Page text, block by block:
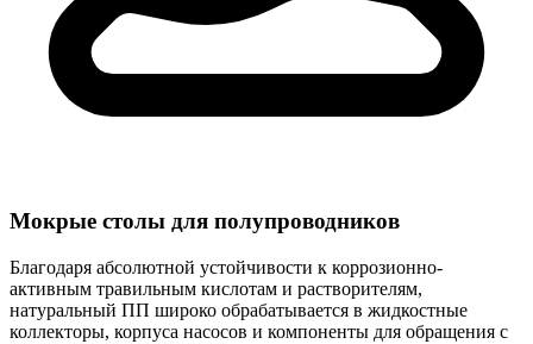
Мокрые столы для полупроводников
Благодаря абсолютной устойчивости к коррозионно-
активным травильным кислотам и растворителям,
натуральный ПП широко обрабатывается в жидкостные
коллекторы, корпуса насосов и компоненты для обращения с